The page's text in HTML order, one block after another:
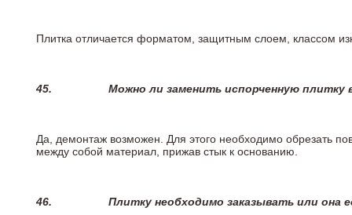
Плитка отличается форматом, защитным слоем, классом
45. Можно ли заменить испорченную плитку
Да, демонтаж возможен. Для этого необходимо обрезать
между собой материал, прижав стык к основанию.
46. Плитку необходимо заказывать или она